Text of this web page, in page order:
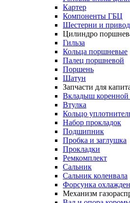
Картер
Компоненты ГБЦ
Шестерни и привод
Цилиндро
Гильза
Кольца поршневые
Палец поршневой
Поршень
Шатун
Запчасти для
Вкладыш
Втулка
Кольцо
Набор прокладок
Подшипник
Пробка и заглушка
Прокладки
Ремкомплект
Сальник
Сальник коленвала
Форсунка
Механизм